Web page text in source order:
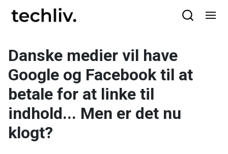
Danske medier vil have
Google og Facebook til at
betale for at linke til
indhold... Men er det nu
klogt?